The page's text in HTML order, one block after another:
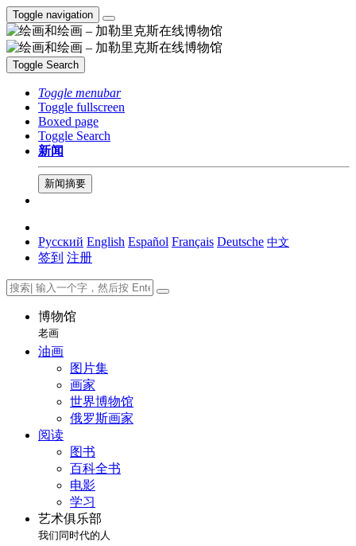
Toggle navigation
Toggle Search
Toggle menubar
Toggle fullscreen
Boxed page
Toggle Search
新闻
新闻摘要
Русский English Español Français Deutsche 中文
签到 注册
博物馆
老画
油画
图片集
画家
世界博物馆
俄罗斯画家
阅读
图书
百科全书
电影
学习
艺术俱乐部
我们同时代的人